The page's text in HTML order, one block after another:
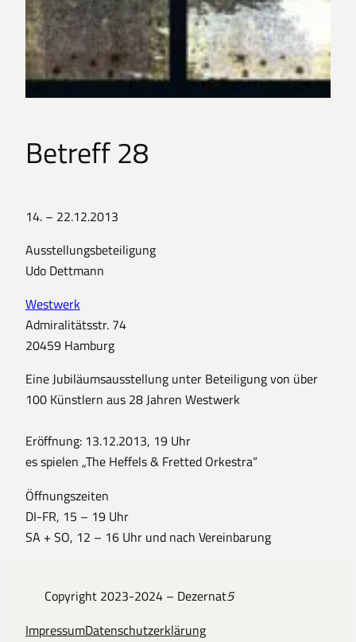
Betreff 28
14. – 22.12.2013
Ausstellungsbeteiligung
Udo Dettmann
Westwerk
Admiralitätsstr. 74
20459 Hamburg
Eine Jubiläumsausstellung unter Beteiligung von über
100 Künstlern aus 28 Jahren Westwerk
Eröffnung: 13.12.2013, 19 Uhr
es spielen „The Heffels & Fretted Orkestra“
Öffnungszeiten
DI-FR, 15 – 19 Uhr
SA + SO, 12 – 16 Uhr und nach Vereinbarung
Copyright 2023-2024 – Dezernat5
ImpressumDatenschutzerklärung